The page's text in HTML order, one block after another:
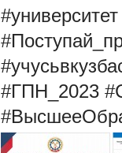
#ГПН_2023